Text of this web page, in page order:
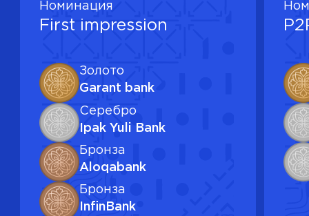
Номинация
First impression
Золото
Garant bank
Серебро
Ipak Yuli Bank
Бронза
Aloqabank
Бронза
InfinBank